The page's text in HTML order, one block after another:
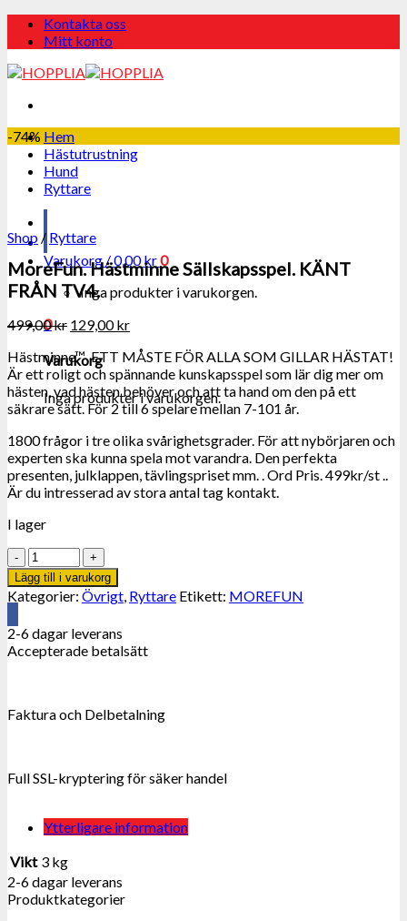
Skip
Kontakta oss
Mitt konto
Hem
Hästutrustning
Hund
Ryttare
Varukorg /0,00kr0
Inga produkter i varukorgen.
0
Varukorg
Inga produkter i varukorgen.
-74%
Shop / Ryttare
MoreFun. Hästminne Sällskapsspel. KÄNT
FRÅN TV4.
499,00kr 129,00kr
Hästminne™ ETT MÅSTE FÖR ALLA SOM GILLAR HÄSTAT!
Är ett roligt och spännande kunskapsspel som lär dig mer om
hästen, vad hästen behöver och att ta hand om den på ett
säkrare sätt. För 2 till 6 spelare mellan 7-101 år.
1800 frågor i tre olika svårighetsgrader. För att nybörjaren och
experten ska kunna spela mot varandra. Den perfekta
presenten, julklappen, tävlingspriset mm. . Ord Pris. 499kr/st ..
Är du intresserad av stora antal tag kontakt.
I lager
MoreFun.
Hästminne
Sällskapsspel.
KÄNT
TV4.
mängd
Lägg till i varukorg
Kategorier: Övrigt, Ryttare Etikett: MOREFUN
2-6 dagar leverans
Accepterade betalsätt
Faktura och Delbetalning
Full SSL-kryptering för säker handel
Ytterligare information
Vikt 3 kg
2-6 dagar leverans
Produktkategorier